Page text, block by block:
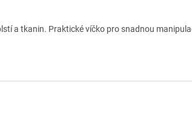
a tkanin. Praktické víčko pro snadnou